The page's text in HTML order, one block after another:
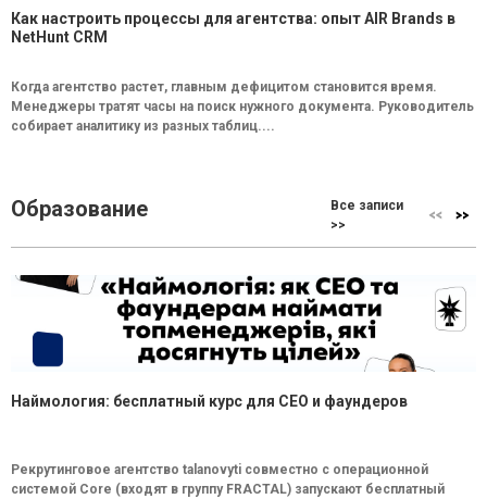
Как настроить процессы для агентства: опыт AIR Brands в
NetHunt CRM
Когда агентство растет, главным дефицитом становится время.
Менеджеры тратят часы на поиск нужного документа. Руководитель
собирает аналитику из разных таблиц....
Образование
Все записи
>>
Наймология: бесплатный курс для CEO и фаундеров
Рекрутинговое агентство talanovyti совместно с операционной
системой Core (входят в группу FRACTAL) запускают бесплатный